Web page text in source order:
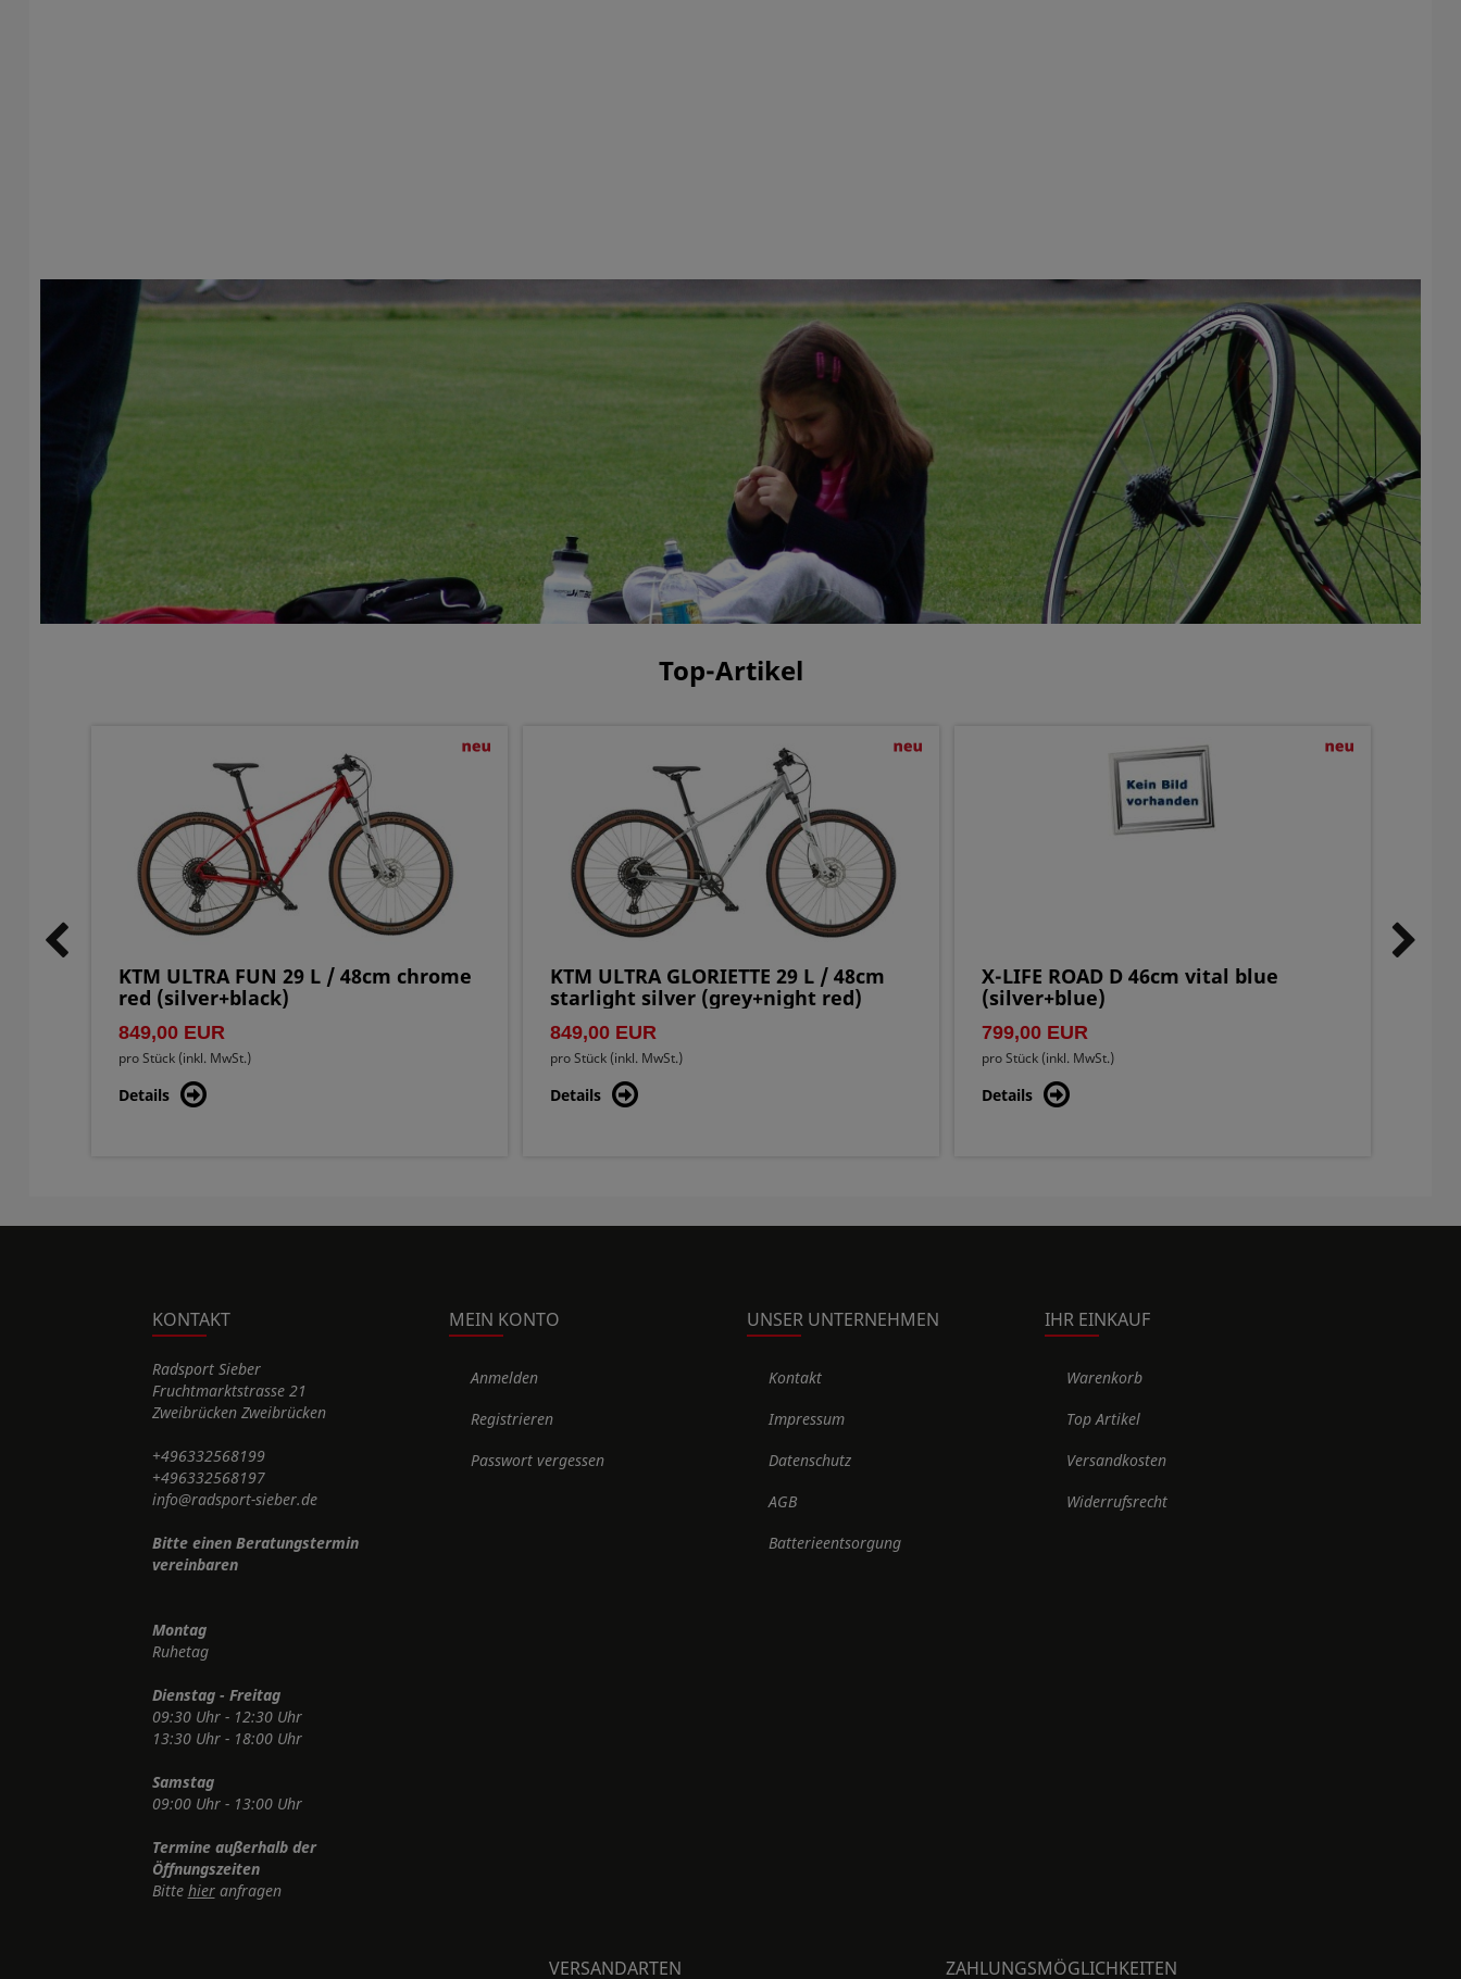
Top-Artikel
KTM ULTRA FUN 29 L / 48cm chrome
red (silver+black)
849,00 EUR
pro Stück (inkl. MwSt.)
Details
KTM ULTRA GLORIETTE 29 L / 48cm
starlight silver (grey+night red)
849,00 EUR
pro Stück (inkl. MwSt.)
Details
X-LIFE ROAD D 46cm vital blue
(silver+blue)
799,00 EUR
pro Stück (inkl. MwSt.)
Details
KONTAKT
Radsport Sieber
Fruchtmarktstrasse 21
Zweibrücken Zweibrücken
+496332568199
+496332568197
info@radsport-sieber.de
Bitte einen Beratungstermin
vereinbaren
Montag
Ruhetag
Dienstag - Freitag
09:30 Uhr - 12:30 Uhr
13:30 Uhr - 18:00 Uhr
Samstag
09:00 Uhr - 13:00 Uhr
Termine außerhalb der
Öffnungszeiten
Bitte hieranfragen
MEIN KONTO
Anmelden
Registrieren
Passwort vergessen
UNSER UNTERNEHMEN
Kontakt
Impressum
Datenschutz
AGB
Batterieentsorgung
IHR EINKAUF
Warenkorb
Top Artikel
Versandkosten
Widerrufsrecht
VERSANDARTEN ZAHLUNGSMÖGLICHKEITEN